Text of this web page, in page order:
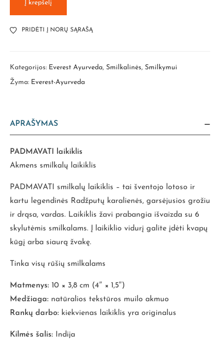
Į krepšelį
PRIDĖTI Į NORŲ SĄRAŠĄ
Kategorijos: Everest Ayurveda, Smilkalinės, Smilkymui
Žyma: Everest-Ayurveda
APRAŠYMAS
PADMAVATI laikiklis
Akmens smilkalų laikiklis
PADMAVATI smilkalų laikiklis – tai šventojo lotoso ir
kartu legendinės Radžputų karalienės, garsėjusios grožiu
ir drąsa, vardas. Laikiklis žavi prabangia išvaizda su 6
skylutėmis smilkalams. Į laikiklio vidurį galite įdėti kvapų
kūgį arba siaurą žvakę.
Tinka visų rūšių smilkalams
Matmenys: 10 × 3,8 cm (4″ × 1,5″)
Medžiaga: natūralios tekstūros muilo akmuo
Rankų darbo: kiekvienas laikiklis yra originalus
Kilmės šalis: Indija